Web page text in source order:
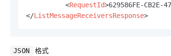
<RequestId>629586FE-CB2E-
</ListMessageReceiversResponse>
JSON 格式